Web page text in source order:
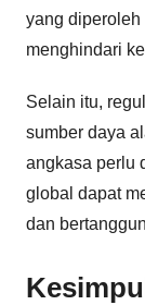
yang diperoleh
menghindari
Selain itu,
sumber daya
angkasa perlu
global dapat
dan